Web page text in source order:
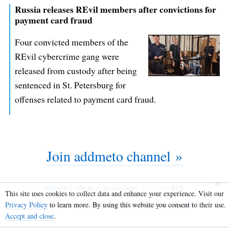
Russia releases REvil members after convictions for
payment card fraud
Four convicted members of the
REvil cybercrime gang were
released from custody after being
sentenced in St. Petersburg for
offenses related to payment card fraud.
Join addmeto channel »
addmeto@ tele.ga success story
RSS
Преврати свой telegram канал в полноценный веб-сайт!
This site uses cookies to collect data and enhance your experience. Visit our
Privacy Policyto learn more. By using this website you consent to their use.
Accept and close.